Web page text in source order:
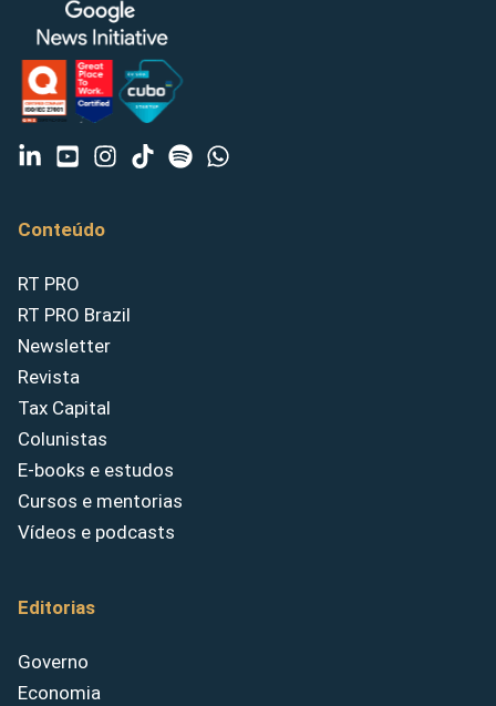
Conteúdo
RT PRO
RT PRO Brazil
Newsletter
Revista
Tax Capital
Colunistas
E-books e estudos
Cursos e mentorias
Vídeos e podcasts
Editorias
Governo
Economia